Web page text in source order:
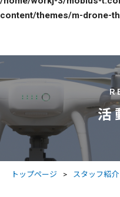
content/themes/m-drone-
活
トップページ スタッフ紹介